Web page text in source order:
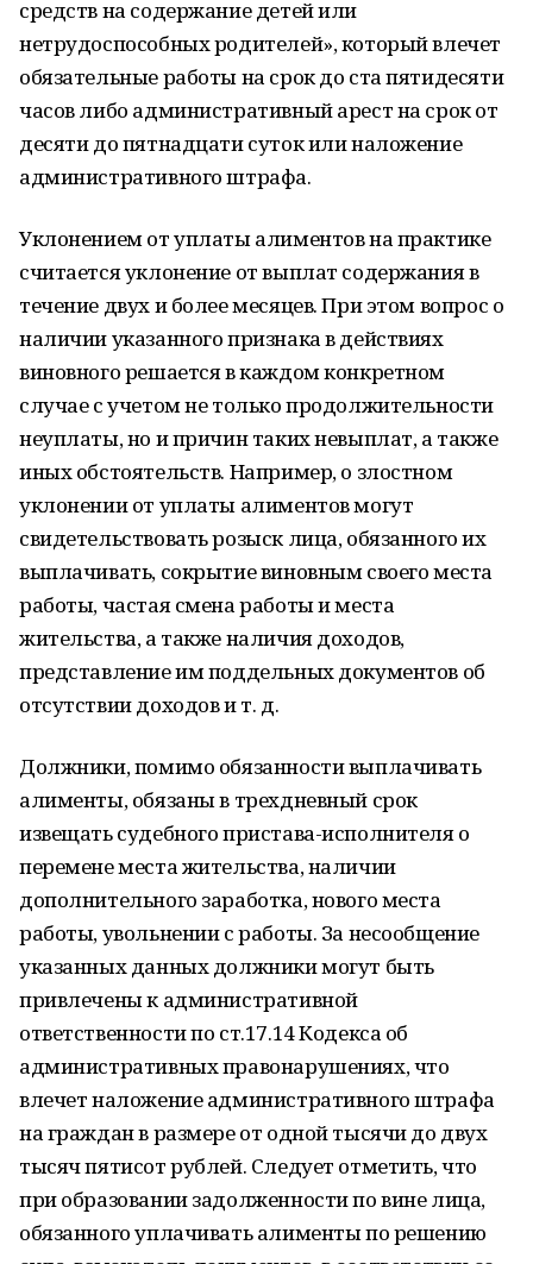
средств на содержание детей или
нетрудоспособных родителей», который влечет
обязательные работы на срок до ста пятидесяти
часов либо административный арест на срок от
десяти до пятнадцати суток или наложение
административного штрафа.
Уклонением от уплаты алиментов на практике
считается уклонение от выплат содержания в
течение двух и более месяцев. При этом вопрос о
наличии указанного признака в действиях
виновного решается в каждом конкретном
случае с учетом не только продолжительности
неуплаты, но и причин таких невыплат, а также
иных обстоятельств. Например, о злостном
уклонении от уплаты алиментов могут
свидетельствовать розыск лица, обязанного их
выплачивать, сокрытие виновным своего места
работы, частая смена работы и места
жительства, а также наличия доходов,
представление им поддельных документов об
отсутствии доходов и т. д.
Должники, помимо обязанности выплачивать
алименты, обязаны в трехдневный срок
извещать судебного пристава-исполнителя о
перемене места жительства, наличии
дополнительного заработка, нового места
работы, увольнении с работы. За несообщение
указанных данных должники могут быть
привлечены к административной
ответственности по ст.17.14 Кодекса об
административных правонарушениях, что
влечет наложение административного штрафа
на граждан в размере от одной тысячи до двух
тысяч пятисот рублей. Следует отметить, что
при образовании задолженности по вине лица,
обязанного уплачивать алименты по решению